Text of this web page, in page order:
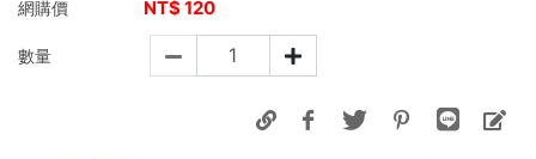
網購價
NT$120
數量